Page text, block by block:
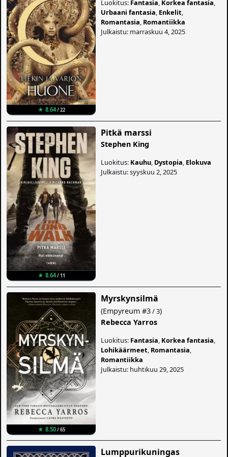
★ 8.64/ 22
Luokitus: Fantasia Korkea fantasia
Urbaani fantasia Enkelit
Romantasia Romantiikka
Julkaistu: marraskuu 4, 2025
★ 8.64/ 11
Pitkä marssi
Stephen King
Luokitus: Kauhu Dystopia Elokuva
Julkaistu: syyskuu 2, 2025
★ 8.50/ 65
Myrskynsilmä
(Empyreum #3/ 3)
Rebecca Yarros
Luokitus: Fantasia Korkea fantasia
Lohikäärmeet Romantasia
Romantiikka
Julkaistu: huhtikuu 29, 2025
Lumppurikuningas